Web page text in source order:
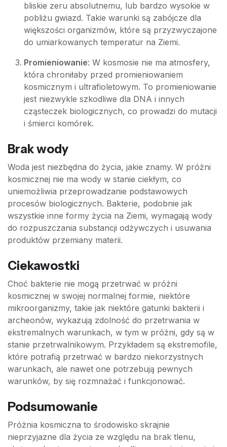
bliskie zeru absolutnemu, lub bardzo wysokie w
pobliżu gwiazd. Takie warunki są zabójcze dla
większości organizmów, które są przyzwyczajone
do umiarkowanych temperatur na Ziemi.
Promieniowanie: W kosmosie nie ma atmosfery,
która chroniłaby przed promieniowaniem
kosmicznym i ultrafioletowym. To promieniowanie
jest niezwykle szkodliwe dla DNA i innych
cząsteczek biologicznych, co prowadzi do mutacji
i śmierci komórek.
Brak wody
Woda jest niezbędna do życia, jakie znamy. W próżni
kosmicznej nie ma wody w stanie ciekłym, co
uniemożliwia przeprowadzanie podstawowych
procesów biologicznych. Bakterie, podobnie jak
wszystkie inne formy życia na Ziemi, wymagają wody
do rozpuszczania substancji odżywczych i usuwania
produktów przemiany materii.
Ciekawostki
Choć bakterie nie mogą przetrwać w próżni
kosmicznej w swojej normalnej formie, niektóre
mikroorganizmy, takie jak niektóre gatunki bakterii i
archeonów, wykazują zdolność do przetrwania w
ekstremalnych warunkach, w tym w próżni, gdy są w
stanie przetrwalnikowym. Przykładem są ekstremofile,
które potrafią przetrwać w bardzo niekorzystnych
warunkach, ale nawet one potrzebują pewnych
warunków, by się rozmnażać i funkcjonować.
Podsumowanie
Próżnia kosmiczna to środowisko skrajnie
nieprzyjazne dla życia ze względu na brak tlenu,